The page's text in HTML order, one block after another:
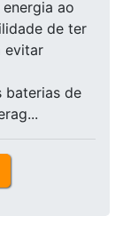
ao
de ter
evitar
baterias de